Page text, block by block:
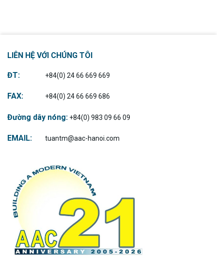
LIÊN HỆ VỚI CHÚNG TÔI
ĐT: +84(0) 24 66 669 669
FAX: +84(0) 24 66 669 686
Đường dây nóng: +84(0) 983 09 66 09
EMAIL: tuantm@aac-hanoi.com